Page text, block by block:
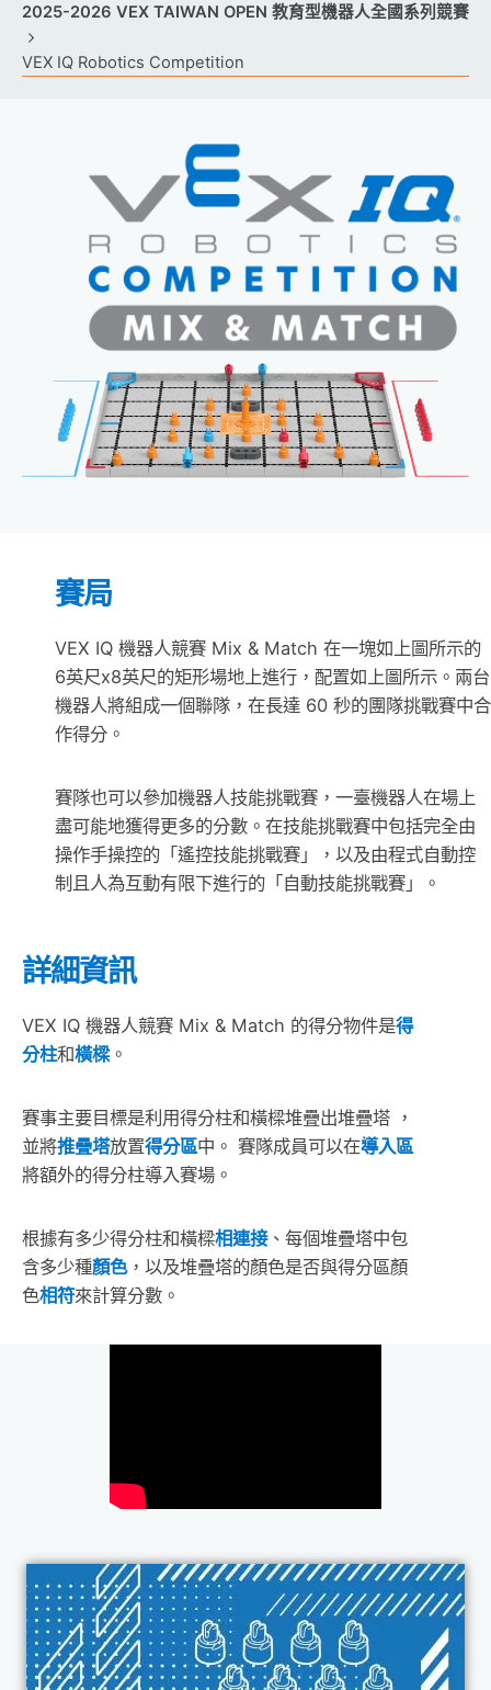
2025-2026 VEX TAIWAN OPEN 教育型機器人全國系列競賽
VEX IQ Robotics Competition
賽局
VEX IQ 機器人競賽 Mix & Match 在一塊如上圖所示的
6英尺x8英尺的矩形場地上進行，配置如上圖所示。兩台
機器人將組成一個聯隊，在長達 60 秒的團隊挑戰賽中合
作得分。
賽隊也可以參加機器人技能挑戰賽，一臺機器人在場上
盡可能地獲得更多的分數。在技能挑戰賽中包括完全由
操作手操控的「遙控技能挑戰賽」，以及由程式自動控
制且人為互動有限下進行的「自動技能挑戰賽」。
詳細資訊
VEX IQ 機器人競賽 Mix & Match 的得分物件是得
分柱和橫樑。
賽事主要目標是利用得分柱和橫樑堆疊出堆疊塔 ，
並將推疊塔放置得分區中。 賽隊成員可以在導入區
將額外的得分柱導入賽場。
根據有多少得分柱和橫樑相連接、每個堆疊塔中包
含多少種顏色，以及堆疊塔的顏色是否與得分區顏
色相符來計算分數。